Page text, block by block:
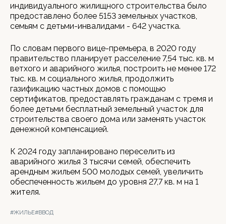
индивидуального жилищного строительства было
предоставлено более 5153 земельных участков,
семьям с детьми-инвалидами - 642 участка.
По словам первого вице-премьера, в 2020 году
правительство планирует расселение 7,54 тыс. кв. м
ветхого и аварийного жилья, построить не менее 172
тыс. кв. м социального жилья, продолжить
газификацию частных домов с помощью
сертификатов, предоставлять гражданам с тремя и
более детьми бесплатный земельный участок для
строительства своего дома или заменять участок
денежной компенсацией.
К 2024 году запланировано переселить из
аварийного жилья 3 тысячи семей, обеспечить
арендным жильем 500 молодых семей, увеличить
обеспеченность жильем до уровня 27,7 кв. м на 1
жителя.
#ЖИЛЬЕ#ВВОД